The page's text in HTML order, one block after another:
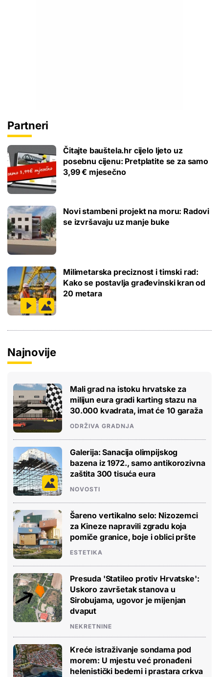
Partneri
Čitajte bauštela.hr cijelo ljeto uz
posebnu cijenu: Pretplatite se za samo
3,99 € mjesečno
Novi stambeni projekt na moru: Radovi
se izvršavaju uz manje buke
Milimetarska preciznost i timski rad:
Kako se postavlja građevinski kran od
20 metara
Najnovije
Mali grad na istoku hrvatske za
milijun eura gradi karting stazu na
30.000 kvadrata, imat će 10 garaža
ODRŽIVA GRADNJA
Galerija: Sanacija olimpijskog
bazena iz 1972., samo antikorozivna
zaštita 300 tisuća eura
NOVOSTI
Šareno vertikalno selo: Nizozemci
za Kineze napravili zgradu koja
pomiče granice, boje i oblici pršte
ESTETIKA
Presuda 'Statileo protiv Hrvatske':
Uskoro završetak stanova u
Sirobujama, ugovor je mijenjan
dvaput
NEKRETNINE
Kreće istraživanje sondama pod
morem: U mjestu već pronađeni
helenistički bedemi i prastara crkva